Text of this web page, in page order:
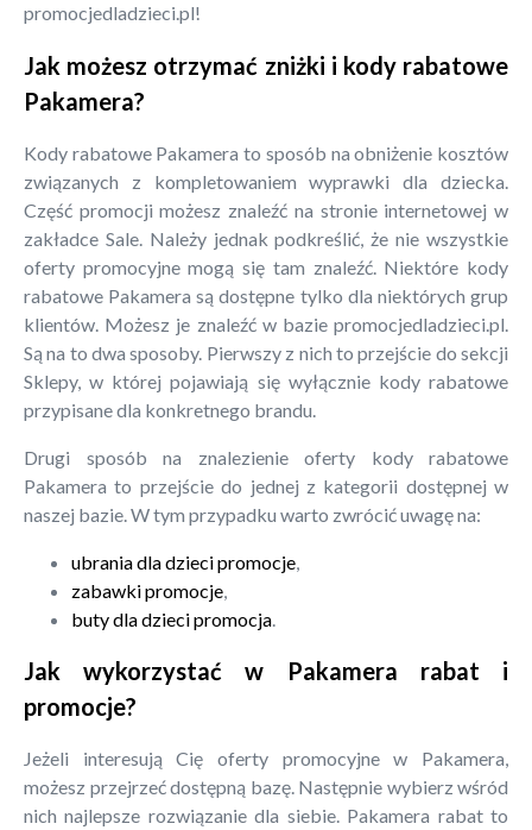
promocjedladzieci.pl!
Jak możesz otrzymać zniżki i kody rabatowe
Pakamera?
Kody rabatowe Pakamera to sposób na obniżenie kosztów
związanych z kompletowaniem wyprawki dla dziecka.
Część promocji możesz znaleźć na stronie internetowej w
zakładce Sale. Należy jednak podkreślić, że nie wszystkie
oferty promocyjne mogą się tam znaleźć. Niektóre kody
rabatowe Pakamera są dostępne tylko dla niektórych grup
klientów. Możesz je znaleźć w bazie promocjedladzieci.pl.
Są na to dwa sposoby. Pierwszy z nich to przejście do sekcji
Sklepy, w której pojawiają się wyłącznie kody rabatowe
przypisane dla konkretnego brandu.
Drugi sposób na znalezienie oferty kody rabatowe
Pakamera to przejście do jednej z kategorii dostępnej w
naszej bazie. W tym przypadku warto zwrócić uwagę na:
ubrania dla dzieci promocje
zabawki promocje
buty dla dzieci promocja
Jak wykorzystać w Pakamera rabat i
promocje?
Jeżeli interesują Cię oferty promocyjne w Pakamera,
możesz przejrzeć dostępną bazę. Następnie wybierz wśród
nich najlepsze rozwiązanie dla siebie. Pakamera rabat to